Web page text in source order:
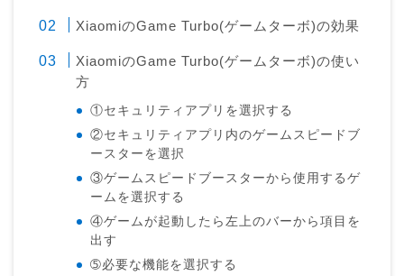
XiaomiのGame Turbo(ゲームターボ)の効果
XiaomiのGame Turbo(ゲームターボ)の使い
方
①セキュリティアプリを選択する
②セキュリティアプリ内のゲームスピードブ
ースターを選択
③ゲームスピードブースターから使用するゲ
ームを選択する
④ゲームが起動したら左上のバーから項目を
出す
➄必要な機能を選択する